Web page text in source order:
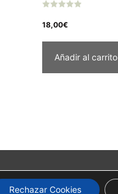
o
u
o
18,00€
Añadir al carrito
Rechazar Cookies